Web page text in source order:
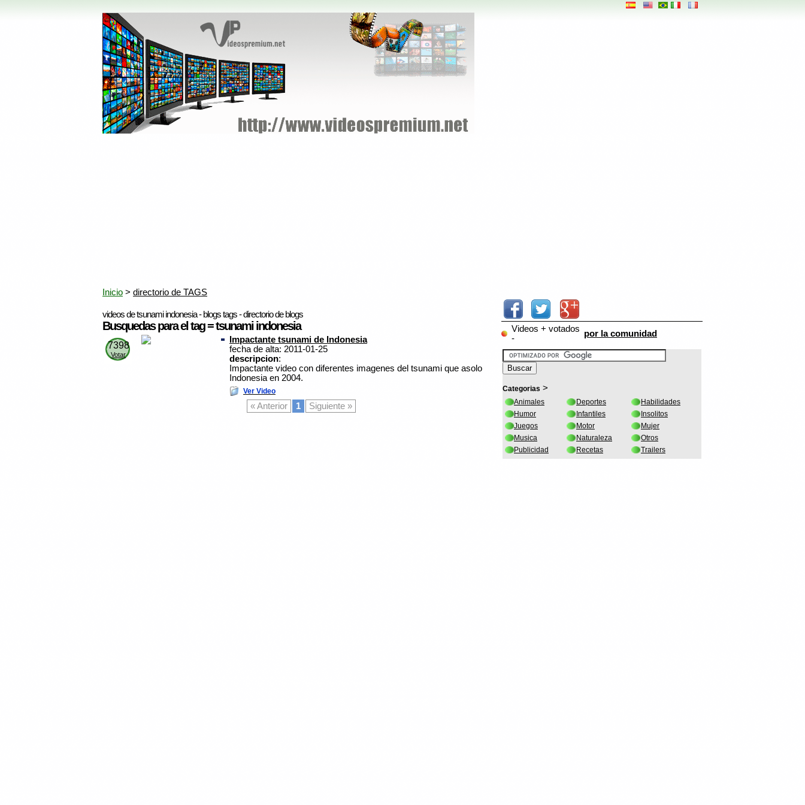
Inicio > directorio de TAGS
videos de tsunami indonesia - blogs tags - directorio de blogs
Busquedas para el tag = tsunami indonesia
7398
Votar
Impactante tsunami de Indonesia
fecha de alta: 2011-01-25
descripcion:
Impactante video con diferentes imagenes del tsunami que asolo
Indonesia en 2004.
Ver Video
« Anterior 1 Siguiente »
Videos + votados
-
por la comunidad
Categorias >
Animales Deportes
Habilidades
Humor
Infantiles
Insolitos
Juegos
Motor
Mujer
Musica
Naturaleza
Otros
Publicidad
Recetas Trailers